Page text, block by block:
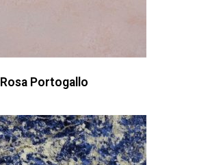
Rosa Portogallo